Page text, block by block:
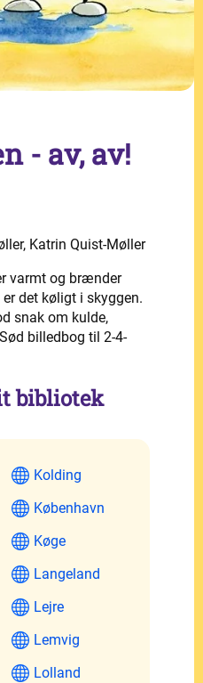
- av, av!
Katrin Quist-Møller
varmt og brænder
det køligt i skyggen.
snak om kulde,
billedbog til 2-4-
bibliotek
Kolding
København
Køge
Langeland
Lejre
Lemvig
Lolland